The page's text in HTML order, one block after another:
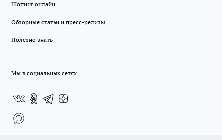
Шопинг онлайн
Обзорные статьи и пресс-релизы
Полезно знать
Мы в социальных сетях